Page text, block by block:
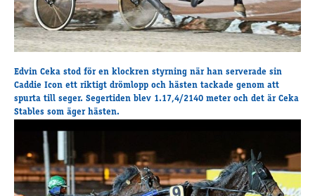
Tävling
Tävlingsserier
Träning och provlopp
Månadens B-tränare 2026
Euro Classic Trot
Andelshästar
Åby Stora Pris 2026
Edvin Ceka stod för en klockren styrning när han serverade sin
Caddie Icon ett riktigt drömlopp och hästen tackade genom att
spurta till seger. Segertiden blev 1.17,4/2140 meter och det är Ceka
Stables som äger hästen.